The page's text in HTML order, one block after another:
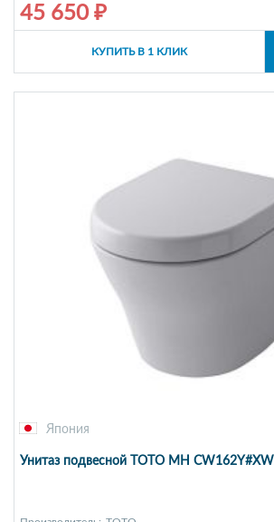
45 650 ₽
КУПИТЬ В 1 КЛИК
Япония
Унитаз подвесной TOTO MH CW162Y#XW